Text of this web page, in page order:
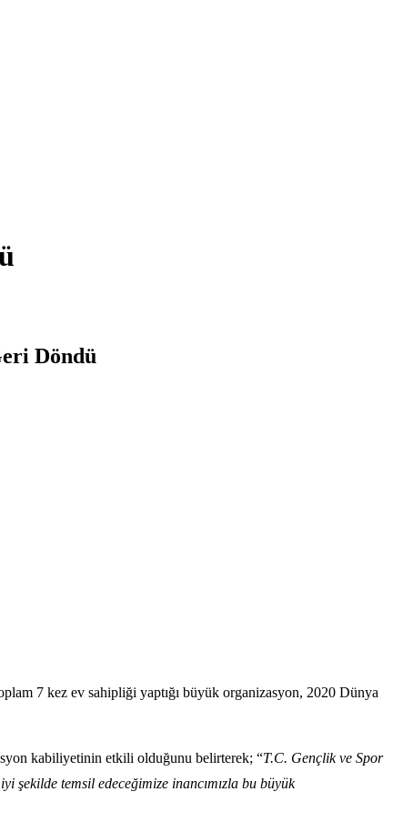
Döndü
7 kez ev sahipliği yaptığı büyük organizasyon, 2020 Dünya
kabiliyetinin etkili olduğunu belirterek; “T.C. Gençlik ve Spor
şekilde temsil edeceğimize inancımızla bu büyük